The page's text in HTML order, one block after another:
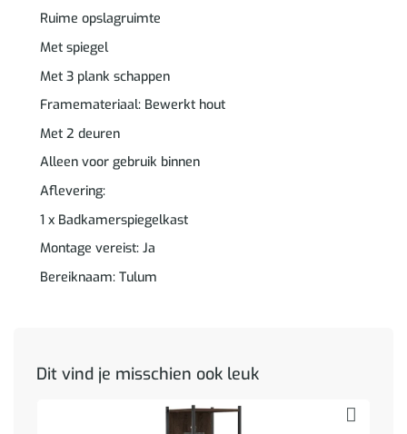
Ruime opslagruimte
Met spiegel
Met 3 plank schappen
Framemateriaal: Bewerkt hout
Met 2 deuren
Alleen voor gebruik binnen
Aflevering:
1 x Badkamerspiegelkast
Montage vereist: Ja
Bereiknaam: Tulum
Dit vind je misschien ook leuk